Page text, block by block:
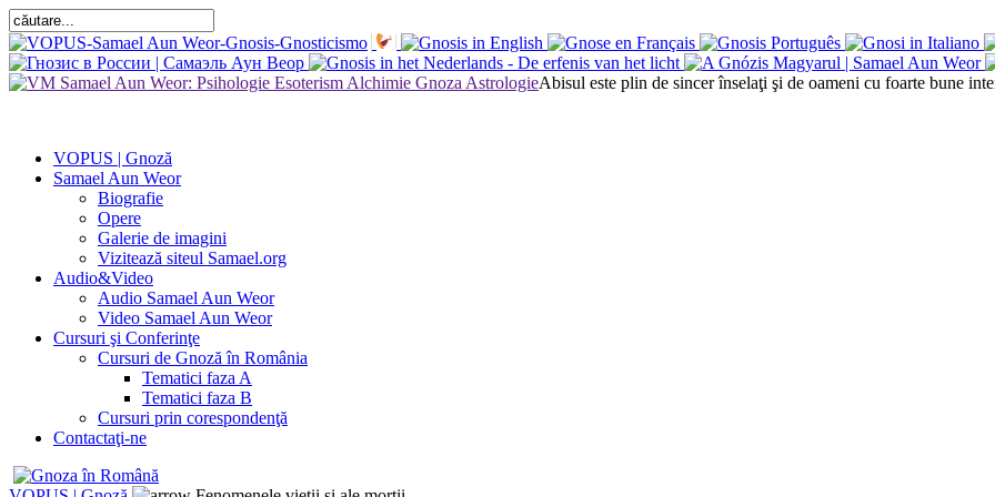
Abisul este plin de sincer înselaţi şi de oameni cu foarte bune
VOPUS | Gnoză
Samael Aun Weor
Biografie
Opere
Galerie de imagini
Vizitează siteul Samael.org
Audio&Video
Audio Samael Aun Weor
Video Samael Aun Weor
Cursuri şi Conferinţe
Cursuri de Gnoză în România
Tematici faza A
Tematici faza B
Cursuri prin corespondenţă
Contactaţi-ne